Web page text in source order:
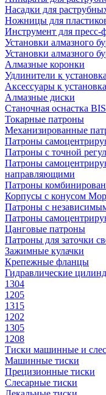
Насадки для
Ножницы для
Инструмент для пресс-
Установки алмазного
Установки алмазного
Алмазные коронки
Удлинители к
Аксессуары к
Алмазные диски
Станочная оснастка
Токарные патроны
Механизированные
Патроны
Патроны с точной
Патроны
направляющими
Патроны
Корпусы с конусом
Патроны с
Патроны
Цанговые патроны
Патроны для заточки
Зажимные кулачки
Крепежные фланцы
Гидравлические
1304
1205
1315
1202
1305
1208
Тиски машинные и
Машинные тиски
Прецизионные тиски
Слесарные тиски